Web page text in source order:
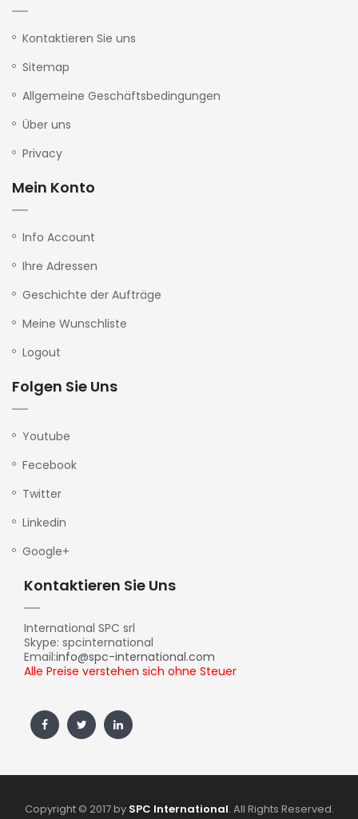
Kontaktieren Sie uns
Sitemap
Allgemeine Geschäftsbedingungen
Über uns
Privacy
Mein Konto
Info Account
Ihre Adressen
Geschichte der Aufträge
Meine Wunschliste
Logout
Folgen Sie Uns
Youtube
Fecebook
Twitter
Linkedin
Google+
Kontaktieren Sie Uns
International SPC srl
Skype: spcinternational
Email:info@spc-international.com
Alle Preise verstehen sich ohne Steuer
Copyright © 2017 by SPC International. All Rights Reserved.